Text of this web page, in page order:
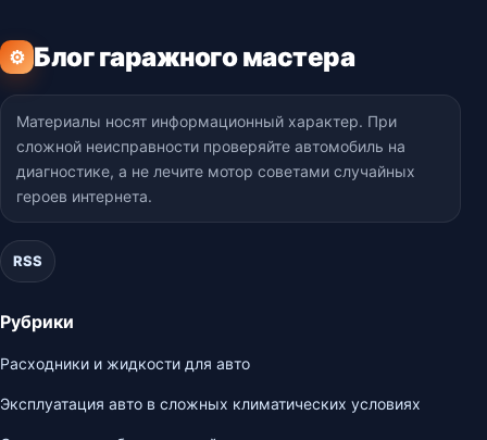
⚙ Блог гаражного мастера
Материалы носят информационный характер. При
сложной неисправности проверяйте автомобиль на
диагностике, а не лечите мотор советами случайных
героев интернета.
RSS
Рубрики
Расходники и жидкости для авто
Эксплуатация авто в сложных климатических условиях